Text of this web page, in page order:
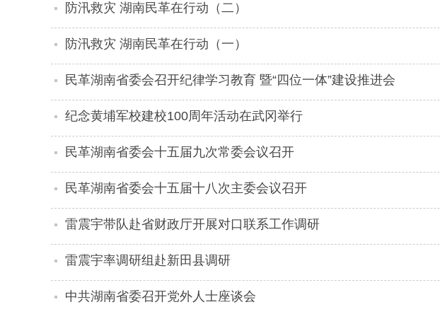
防汛救灾 湖南民革在行动（二）
防汛救灾 湖南民革在行动（一）
民革湖南省委会召开纪律学习教育 暨“四位一体”建设推进会
纪念黄埔军校建校100周年活动在武冈举行
民革湖南省委会十五届九次常委会议召开
民革湖南省委会十五届十八次主委会议召开
雷震宇带队赴省财政厅开展对口联系工作调研
雷震宇率调研组赴新田县调研
中共湖南省委召开党外人士座谈会